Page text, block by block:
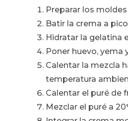
Preparar los
Batir la crema a
Hidratar la gelatina
Poner huevo, yema
Calentar la mezcla
temperatura
Calentar el puré de
Mezclar el puré a